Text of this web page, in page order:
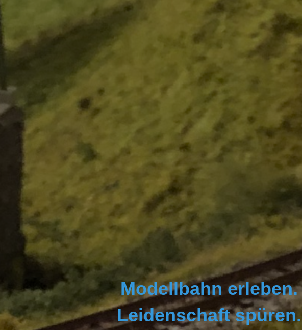
Modellbahn erleben.
Leidenschaft spüren.